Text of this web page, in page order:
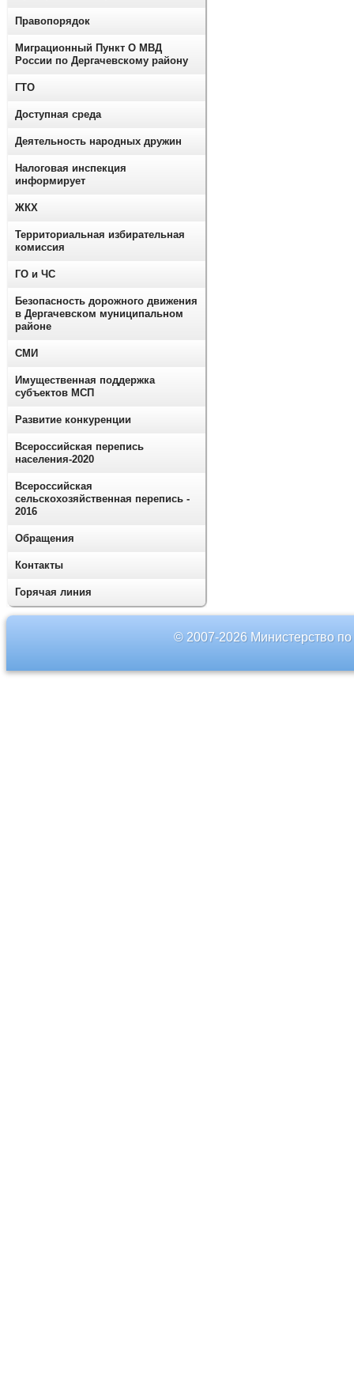
Правопорядок
Миграционный Пункт О МВД
России по Дергачевскому району
ГТО
Доступная среда
Деятельность народных дружин
Налоговая инспекция
информирует
ЖКХ
Территориальная избирательная
комиссия
ГО и ЧС
Безопасность дорожного движения
в Дергачевском муниципальном
районе
СМИ
Имущественная поддержка
субъектов МСП
Развитие конкуренции
Всероссийская перепись
населения-2020
Всероссийская
сельскохозяйственная перепись -
2016
Обращения
Контакты
Горячая линия
© 2007-2026 Министерство